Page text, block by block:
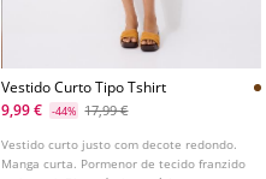
Vestido Curto Tipo Tshirt
9,99 €
-44% 17,99 €
Vestido curto justo com decote redondo.
Manga curta. Pormenor de tecido franzido